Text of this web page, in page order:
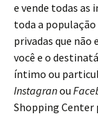
e vende todas
toda a
privadas que não
você e o
íntimo ou
Instagranou
Shopping Center